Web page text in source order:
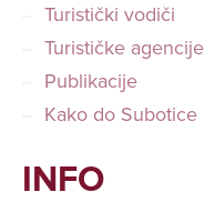
Turistički vodiči
Turističke agencije
Publikacije
Kako do Subotice
INFO